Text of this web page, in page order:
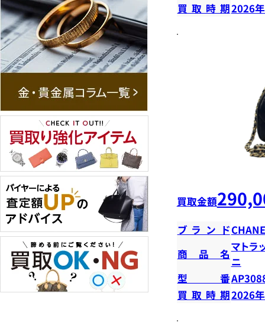
買取時期2026
買取金額
ブランド
商品名
マトラ
ニ
型番
買取時期2026